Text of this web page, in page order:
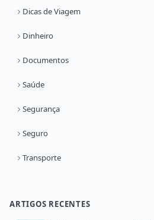
Dicas de Viagem
Dinheiro
Documentos
Saúde
Segurança
Seguro
Transporte
ARTIGOS RECENTES